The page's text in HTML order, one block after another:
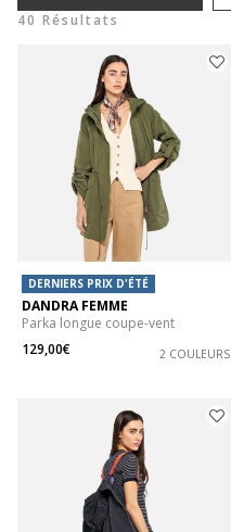
40 Résultats
DERNIERS PRIX D'ÉTÉ
DANDRA FEMME
Parka longue coupe-vent
129,00€
2 COULEURS